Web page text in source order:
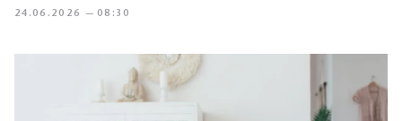
24.06.2026 — 08:30